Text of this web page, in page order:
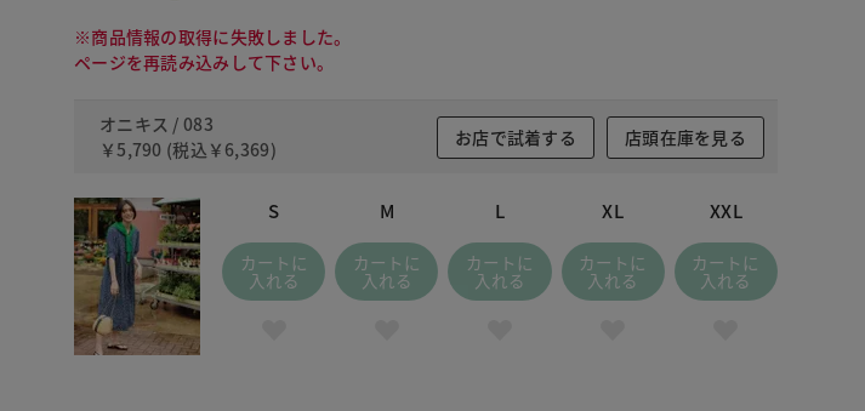
※商品情報の取得に失敗しました。
ページを再読み込みして下さい。
オニキス / 083
￥5,790 (税込 ￥6,369)
お店で試着する 店頭在庫を見る
S
カートに
入れる
M
カートに
入れる
L
カートに
入れる
XL
カートに
入れる
XXL
カートに
入れる